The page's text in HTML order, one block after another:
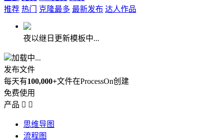
推荐 热门 克隆最多 最新发布 达人作品
夜以继日更新模板中...
加载中...
发布文件
每天有100,000+文件在ProcessOn创建
免费使用
产品  
思维导图
流程图